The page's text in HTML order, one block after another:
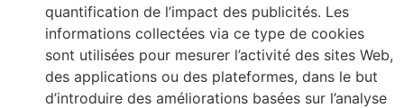
quantification de l’impact des publicités. Les
informations collectées via ce type de cookies
sont utilisées pour mesurer l’activité des sites Web,
des applications ou des plateformes, dans le but
d’introduire des améliorations basées sur l’analyse